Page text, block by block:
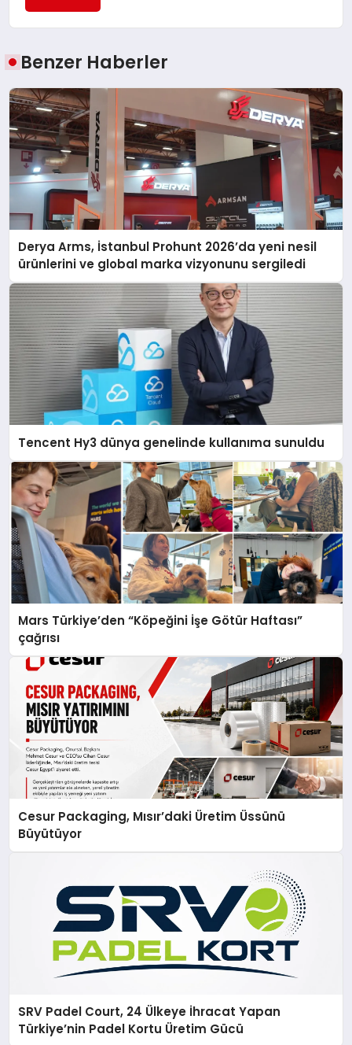
Benzer Haberler
Derya Arms, İstanbul Prohunt 2026’da yeni nesil
ürünlerini ve global marka vizyonunu sergiledi
Tencent Hy3 dünya genelinde kullanıma sunuldu
Mars Türkiye’den “Köpeğini İşe Götür Haftası”
çağrısı
Cesur Packaging, Mısır’daki Üretim Üssünü
Büyütüyor
SRV Padel Court, 24 Ülkeye İhracat Yapan
Türkiye’nin Padel Kortu Üretim Gücü